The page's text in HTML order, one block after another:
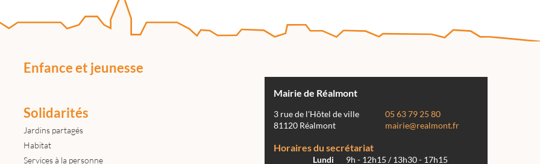
Enfance et jeunesse
Solidarités
Jardins partagés
Habitat
Services à la personne
Mairie de Réalmont
3 rue de l'Hôtel de ville
81120 Réalmont
05 63 79 25 80
mairie@realmont.fr
Horaires du secrétariat
Lundi
9h - 12h15 / 13h30 - 17h15